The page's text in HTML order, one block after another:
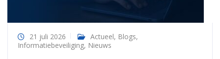
21 juli 2026 Actueel, Blogs,
Informatiebeveiliging, Nieuws